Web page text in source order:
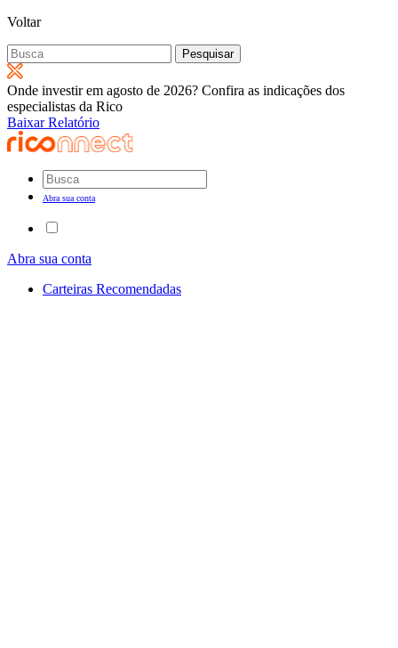
Voltar
Pesquisar
por:
Onde investir em agosto de 2026? Confira as indicações dos
especialistas da Rico
Baixar Relatório
Abra sua conta
Abra sua conta
Carteiras Recomendadas